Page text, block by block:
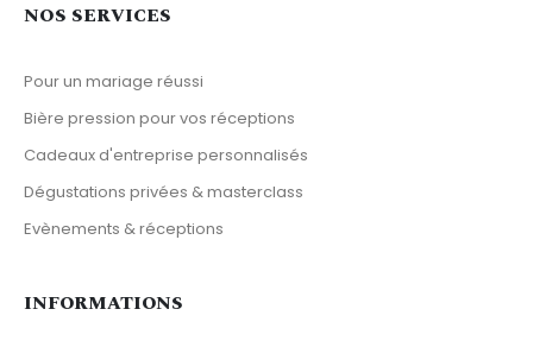
NOS SERVICES
Pour un mariage réussi
Bière pression pour vos réceptions
Cadeaux d'entreprise personnalisés
Dégustations privées & masterclass
Evènements & réceptions
INFORMATIONS